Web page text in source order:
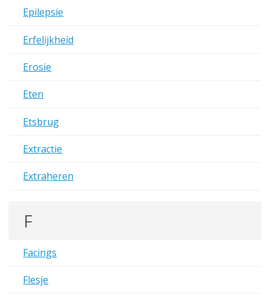
Epilepsie
Erfelijkheid
Erosie
Eten
Etsbrug
Extractie
Extraheren
F
Facings
Flesje